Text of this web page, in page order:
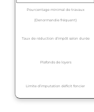
Pourcentage minimal de travaux
(Denormandie fréquent)
Taux de réduction d’impôt selon durée
Plafonds de loyers
Limite d’imputation déficit foncier